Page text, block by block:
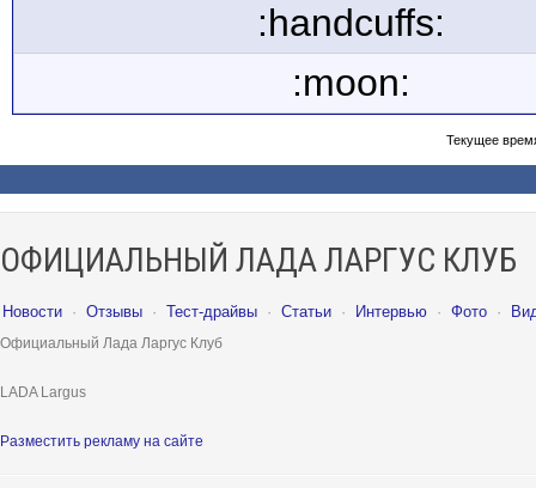
:handcuffs:
:moon:
Текущее
ОФИЦИАЛЬНЫЙ ЛАДА ЛАРГУС КЛУБ
Новости · Отзывы · Тест-драйвы · Статьи · Интервью · Фото ·
Официальный Лада Ларгус Клуб
LADA Largus
Разместить рекламу на сайте